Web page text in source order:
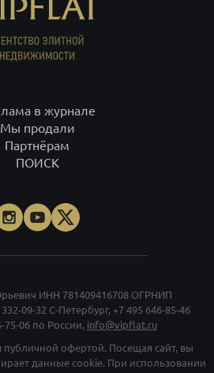
в журнале
Мы продали
Партнёрам
ПОИСК
ИНН 781409416708 ОГРНИП
09-32 С-Петербург, +7 495 646-85-46
75-06 по России, info@vipflat.ru
офертой. Посещая сайт, вы
данные cookie. При использовании